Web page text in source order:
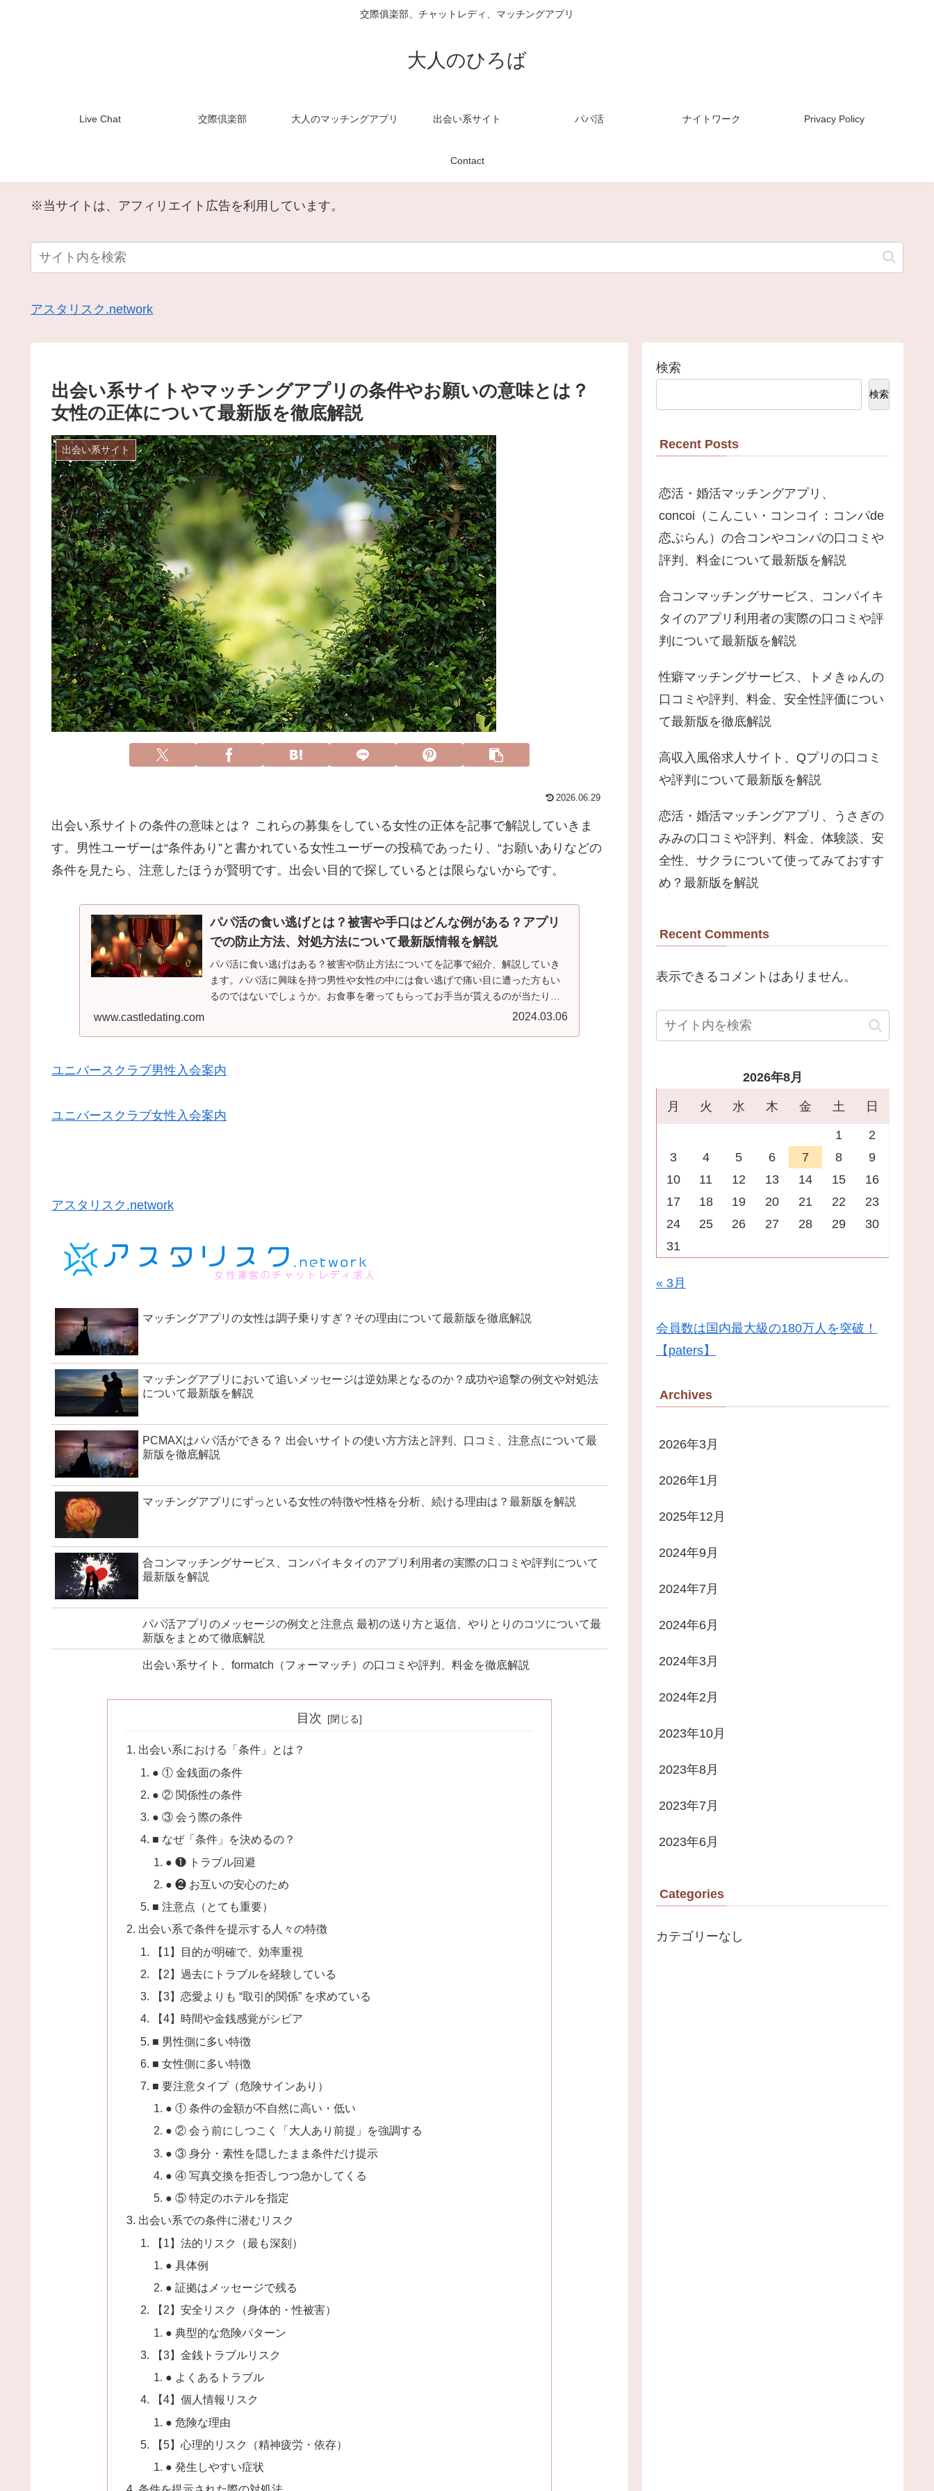
交際俱楽部、チャットレディ、マッチングアプリ
大人のひろば
Live Chat 交際倶楽部 大人のマッチングアプリ 出会い系サイト パパ活 ナイトワーク Privacy Policy
Contact
※当サイトは、アフィリエイト広告を利用しています。
アスタリスク.network
出会い系サイトやマッチングアプリの条件やお願いの意味とは？
女性の正体について最新版を徹底解説
出会い系サイト
2026.06.29
出会い系サイトの条件の意味とは？ これらの募集をしている女性の正体を記事で解説していきま
す。男性ユーザーは“条件あり”と書かれている女性ユーザーの投稿であったり、“お願いありなどの
条件を見たら、注意したほうが賢明です。出会い目的で探しているとは限らないからです。
パパ活の食い逃げとは？被害や手口はどんな例がある？アプリ
での防止方法、対処方法について最新版情報を解説
パパ活に食い逃げはある？被害や防止方法についてを記事で紹介、解説していき
ます。パパ活に興味を持つ男性や女性の中には食い逃げで痛い目に遭った方もい
るのではないでしょうか。お食事を奢ってもらってお手当が貰えるのが当たり前
www.castledating.com 2024.03.06
ユニバースクラブ男性入会案内
ユニバースクラブ女性入会案内
アスタリスク.network
マッチングアプリの女性は調子乗りすぎ？その理由について最新版を徹底解説
マッチングアプリにおいて追いメッセージは逆効果となるのか？成功や追撃の例文や対処法
について最新版を解説
PCMAXはパパ活ができる？ 出会いサイトの使い方方法と評判、口コミ、注意点について最
新版を徹底解説
マッチングアプリにずっといる女性の特徴や性格を分析、続ける理由は？最新版を解説
合コンマッチングサービス、コンパイキタイのアプリ利用者の実際の口コミや評判について
最新版を解説
パパ活アプリのメッセージの例文と注意点 最初の送り方と返信、やりとりのコツについて最
新版をまとめて徹底解説
出会い系サイト、formatch（フォーマッチ）の口コミや評判、料金を徹底解説
目次
出会い系における「条件」とは？
● ① 金銭面の条件
● ② 関係性の条件
● ③ 会う際の条件
■ なぜ「条件」を決めるの？
● ❶ トラブル回避
● ❷ お互いの安心のため
■ 注意点（とても重要）
出会い系で条件を提示する人々の特徴
【1】目的が明確で、効率重視
【2】過去にトラブルを経験している
【3】恋愛よりも “取引的関係” を求めている
【4】時間や金銭感覚がシビア
■ 男性側に多い特徴
■ 女性側に多い特徴
■ 要注意タイプ（危険サインあり）
● ① 条件の金額が不自然に高い・低い
● ② 会う前にしつこく「大人あり前提」を強調する
● ③ 身分・素性を隠したまま条件だけ提示
● ④ 写真交換を拒否しつつ急かしてくる
● ⑤ 特定のホテルを指定
出会い系での条件に潜むリスク
【1】法的リスク（最も深刻）
● 具体例
● 証拠はメッセージで残る
【2】安全リスク（身体的・性被害）
● 典型的な危険パターン
【3】金銭トラブルリスク
● よくあるトラブル
【4】個人情報リスク
● 危険な理由
【5】心理的リスク（精神疲労・依存）
● 発生しやすい症状
検索
検索
Recent Posts
恋活・婚活マッチングアプリ、
concoi（こんこい・コンコイ：コンパde
恋ぷらん）の合コンやコンパの口コミや
評判、料金について最新版を解説
合コンマッチングサービス、コンパイキ
タイのアプリ利用者の実際の口コミや評
判について最新版を解説
性癖マッチングサービス、トメきゅんの
口コミや評判、料金、安全性評価につい
て最新版を徹底解説
高収入風俗求人サイト、Qプリの口コミ
や評判について最新版を解説
恋活・婚活マッチングアプリ、うさぎの
みみの口コミや評判、料金、体験談、安
全性、サクラについて使ってみておすす
め？最新版を解説
Recent Comments
表示できるコメントはありません。
2026年8月
月 火 水 木 金 土 日
1
2
3
4 5 6 7 8
9
10
11 12 13 14 15
16
17
18 19 20 21 22
23
24
25 26 27 28 29
30
31
« 3月
会員数は国内最大級の180万人を突破！
【paters】
Archives
2026年3月
2026年1月
2025年12月
2024年9月
2024年7月
2024年6月
2024年3月
2024年2月
2023年10月
2023年8月
2023年7月
2023年6月
Categories
カテゴリーなし